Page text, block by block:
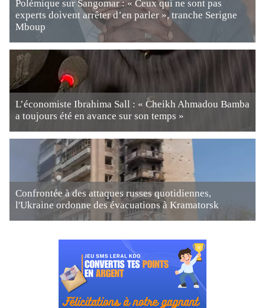
Polémique sur Sangomar : « Ceux qui ne sont pas
experts doivent arrêter d’en parler », tranche Serigne
Mboup
L’économiste Ibrahima Sall : « Cheikh Ahmadou Bamba
a toujours été en avance sur son temps »
Confrontée à des attaques russes quotidiennes,
l'Ukraine ordonne des évacuations à Kramatorsk